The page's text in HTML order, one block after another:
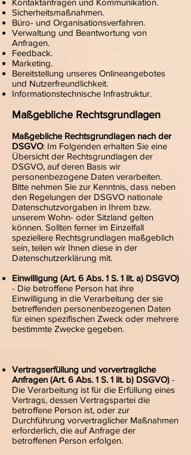
Kontaktanfragen und Kommunikation.
Sicherheitsmaßnahmen.
Büro- und Organisationsverfahren.
Verwaltung und Beantwortung von
Anfragen.
Feedback.
Marketing.
Bereitstellung unseres Onlineangebotes
und Nutzerfreundlichkeit.
Informationstechnische Infrastruktur.
Maßgebliche Rechtsgrundlagen
Maßgebliche Rechtsgrundlagen nach der
DSGVO: Im Folgenden erhalten Sie eine
Übersicht der Rechtsgrundlagen der
DSGVO, auf deren Basis wir
personenbezogene Daten verarbeiten.
Bitte nehmen Sie zur Kenntnis, dass neben
den Regelungen der DSGVO nationale
Datenschutzvorgaben in Ihrem bzw.
unserem Wohn- oder Sitzland gelten
können. Sollten ferner im Einzelfall
speziellere Rechtsgrundlagen maßgeblich
sein, teilen wir Ihnen diese in der
Datenschutzerklärung mit.
Einwilligung (Art. 6 Abs. 1 S. 1 lit. a) DSGVO)
- Die betroffene Person hat ihre
Einwilligung in die Verarbeitung der sie
betreffenden personenbezogenen Daten
für einen spezifischen Zweck oder mehrere
bestimmte Zwecke gegeben.
Vertragserfüllung und vorvertragliche
Anfragen (Art. 6 Abs. 1 S. 1 lit. b) DSGVO) -
Die Verarbeitung ist für die Erfüllung eines
Vertrags, dessen Vertragspartei die
betroffene Person ist, oder zur
Durchführung vorvertraglicher Maßnahmen
erforderlich, die auf Anfrage der
betroffenen Person erfolgen.